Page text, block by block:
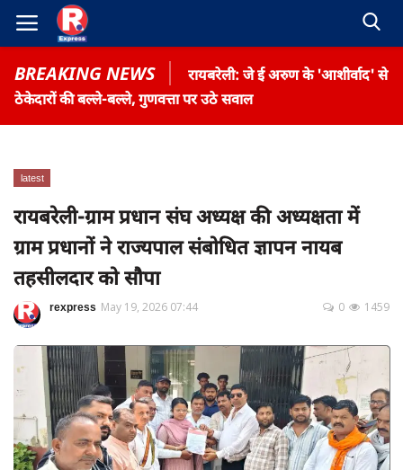
BREAKING NEWS
रायबरेली: जे ई अरुण के 'आशीर्वाद' से
ठेकेदारों की बल्ले-बल्ले, गुणवत्ता पर उठे सवाल
Home
Gallery
Terms & Conditions
रोजगार समाचार
About US
Privacy Policy
App verify
समस्या
latest
रायबरेली-ग्राम प्रधान संघ अध्यक्ष की अध्यक्षता में
ग्राम प्रधानों ने राज्यपाल संबोधित ज्ञापन नायब
तहसीलदार को सौपा
rexpress May 19, 2026 07:44 1459
0